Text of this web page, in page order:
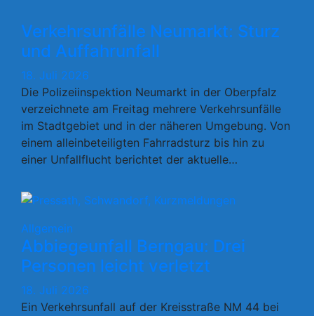
Verkehrsunfälle Neumarkt: Sturz
und Auffahrunfall
18. Juli 2026
Die Polizeiinspektion Neumarkt in der Oberpfalz
verzeichnete am Freitag mehrere Verkehrsunfälle
im Stadtgebiet und in der näheren Umgebung. Von
einem alleinbeteiligten Fahrradsturz bis hin zu
einer Unfallflucht berichtet der aktuelle…
Allgemein
Abbiegeunfall Berngau: Drei
Personen leicht verletzt
18. Juli 2026
Ein Verkehrsunfall auf der Kreisstraße NM 44 bei